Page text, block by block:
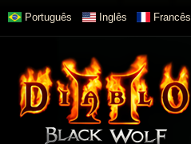
Português Inglês Francês